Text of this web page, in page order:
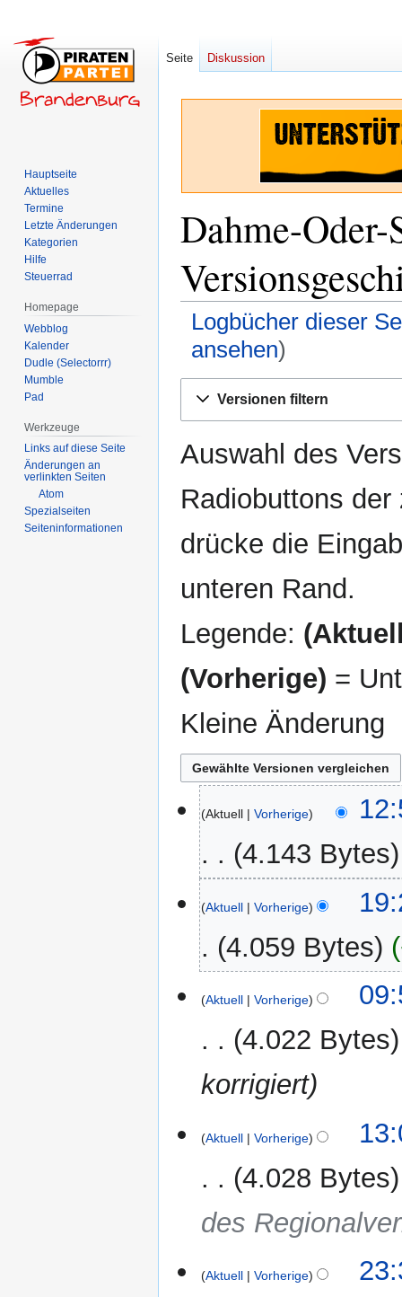
Dahme-
Logbücher dieser
ansehen)
Navigation
Suche
Versionen filtern
Auswahl des
Radiobuttons
drücke die
unteren Rand.
Legende:
(Vorherige) =
Kleine Änderung
März
2025
Aktuell Vorherige
4.143 Bytes
März
2025
Aktuell Vorherige
4.059 Bytes
Februar
Aktuell Vorherige
4.022 Bytes
korrigiert
JanuarAktuell Vorherige
4.028 Bytes
des
JanuarAktuell Vorherige
Seite Diskussion
Hauptseite
Aktuelles
Termine
Letzte Änderungen
Kategorien
Hilfe
Steuerrad
Homepage
Webblog
Kalender
Dudle (Selectorrr)
Mumble
Pad
Werkzeuge
Links auf diese Seite
Änderungen an
verlinkten Seiten
Atom
Spezialseiten
Seiten­­informationen